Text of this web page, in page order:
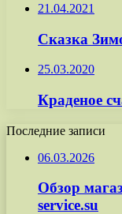
21.04.2021
Сказка
25.03.2020
Краденое
Последние записи
06.03.2026
Обзор
service.su